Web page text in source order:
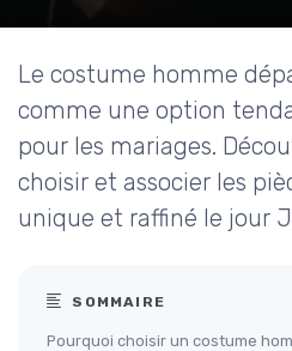
Le costume homme
comme une option
pour les mariages.
choisir et associer les
unique et raffiné le jour
SOMMAIRE
Pourquoi choisir un costume